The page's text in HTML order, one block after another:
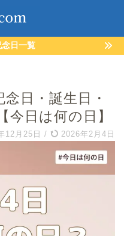
日一覧
日・誕生日・
今日は何の日】
12月25日 / 2026年2月4日